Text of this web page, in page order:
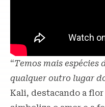
“Temos mais espécies
qualquer outro lugar
Kali, destacando a